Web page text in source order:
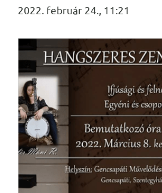
2022. február 24., 11:21